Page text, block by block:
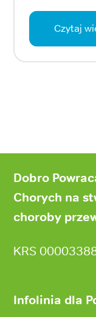
Czytaj
stronyDobro
Chorych na
choroby
KRS
Infolinia dla